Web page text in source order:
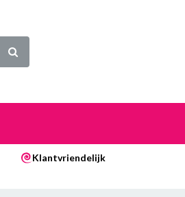
Klantvriendelijk